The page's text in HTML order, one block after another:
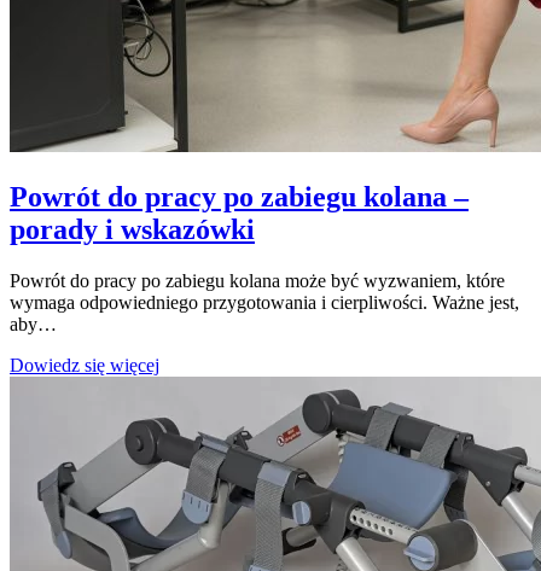
Powrót do pracy po zabiegu kolana –
porady i wskazówki
Powrót do pracy po zabiegu kolana może być wyzwaniem, które
wymaga odpowiedniego przygotowania i cierpliwości. Ważne jest,
aby…
Dowiedz się więcej
po
zabiegu
kolana
porady
i
wskazówki